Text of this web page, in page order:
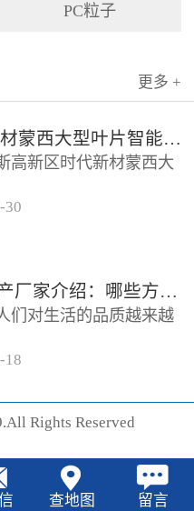
PC粒子
更多 +
时代新材蒙西大型叶片智能制造基地项目开工
高新区时代新材蒙西大
-30
EBS生产厂家‍介绍：哪些方法可以验证EBS的润滑效果
们对生活的品质越来越
越强烈，很多厂家在利
-18
Rights Reserved
查地图 留言